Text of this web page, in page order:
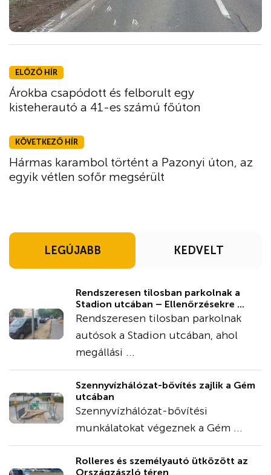
ELŐZŐ HÍR
Árokba csapódott és felborult egy
kisteherautó a 41-es számú főúton
KÖVETKEZŐ HÍR
Hármas karambol történt a Pazonyi úton, az
egyik vétlen sofőr megsérült
LEGÚJABB KEDVELT
Rendszeresen tilosban parkolnak a
Stadion utcában – Ellenőrzésekre ...
Rendszeresen tilosban parkolnak
autósok a Stadion utcában, ahol
megállási ...
Szennyvízhálózat-bővítés zajlik a Gém
utcában
Szennyvízhálózat-bővítési
munkálatokat végeznek a Gém ...
Rolleres és személyautó ütközött az
Országzászló téren